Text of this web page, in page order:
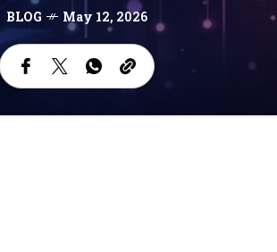
BLOG May 12, 2026